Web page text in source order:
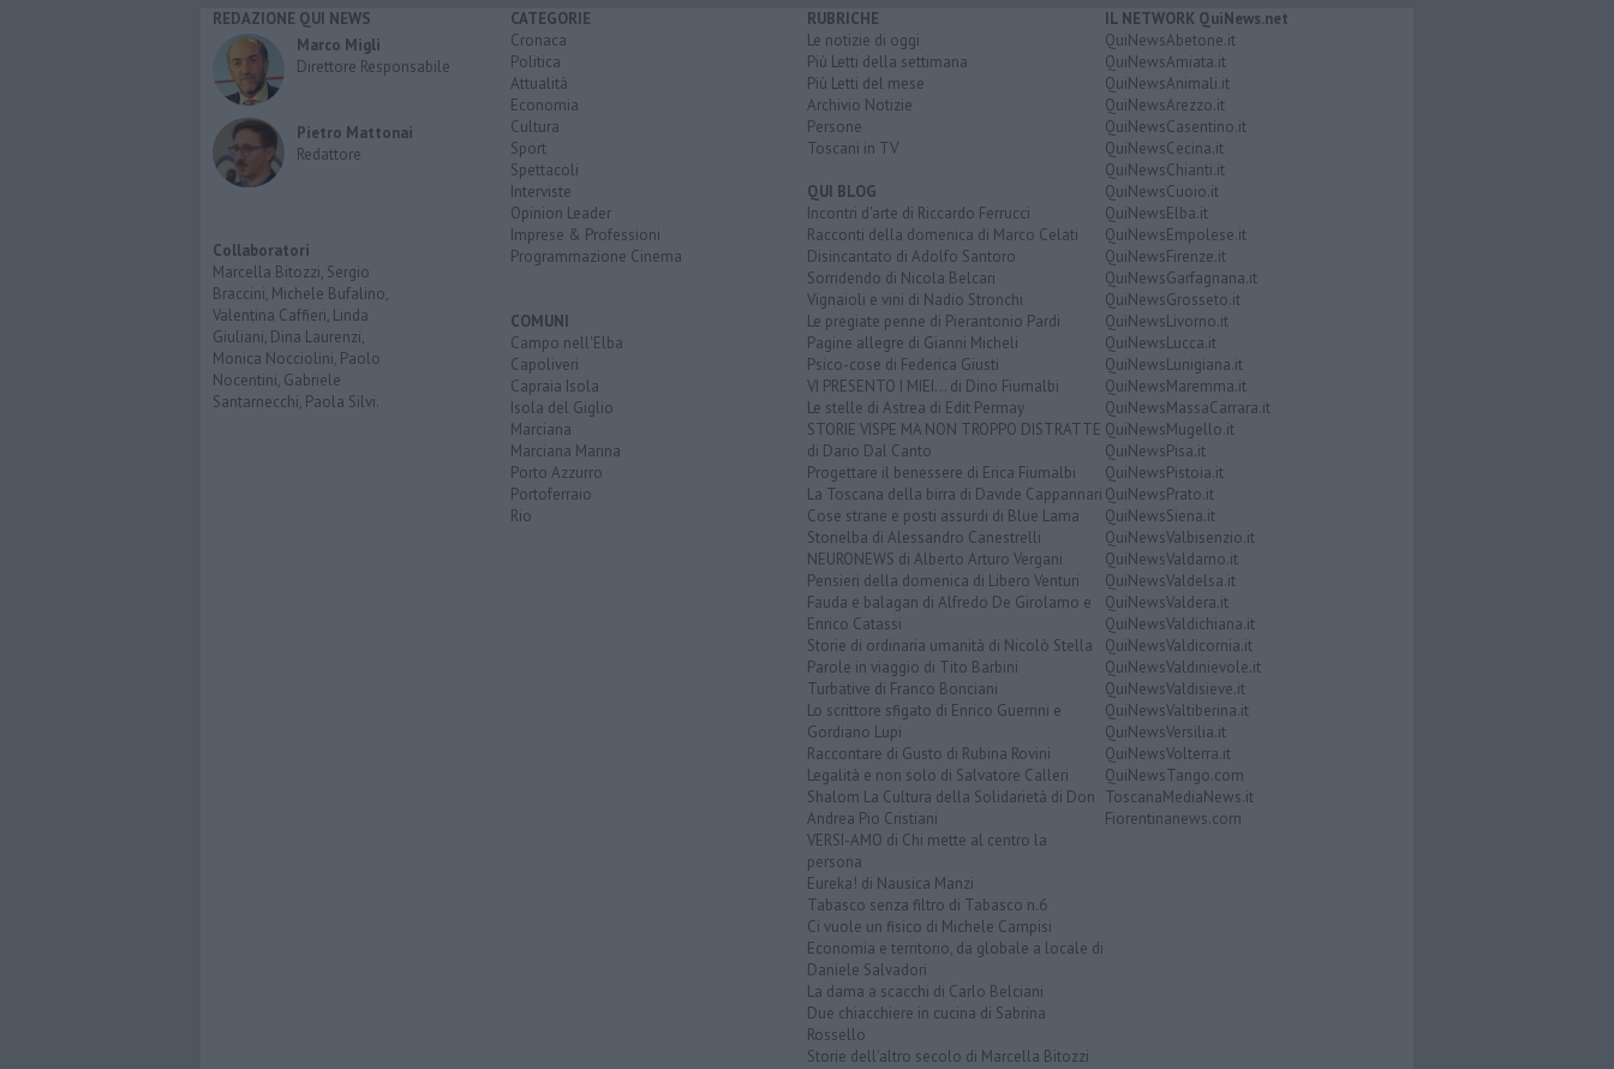
REDAZIONE QUI NEWS
Marco Migli
Direttore Responsabile
Pietro Mattonai
Redattore
Collaboratori
Marcella Bitozzi, Sergio
Braccini, Michele Bufalino,
Valentina Caffieri, Linda
Giuliani, Dina Laurenzi,
Monica Nocciolini, Paolo
Nocentini, Gabriele
Santarnecchi, Paola Silvi.
CATEGORIE
Cronaca
Politica
Attualità
Economia
Cultura
Sport
Spettacoli
Interviste
Opinion Leader
Imprese & Professioni
Programmazione Cinema
COMUNI
Campo nell'Elba
Capoliveri
Capraia Isola
Isola del Giglio
Marciana
Marciana Marina
Porto Azzurro
Portoferraio
Rio
RUBRICHE
Le notizie di oggi
Più Letti della settimana
Più Letti del mese
Archivio Notizie
Persone
Toscani in TV
QUI BLOG
Incontri d'arte di Riccardo Ferrucci
Racconti della domenica di Marco Celati
Disincantato di Adolfo Santoro
Sorridendo di Nicola Belcari
Vignaioli e vini di Nadio Stronchi
Le pregiate penne di Pierantonio Pardi
Pagine allegre di Gianni Micheli
Psico-cose di Federica Giusti
VI PRESENTO I MIEI... di Dino Fiumalbi
Le stelle di Astrea di Edit Permay
STORIE VISPE MA NON TROPPO DISTRATTE
di Dario Dal Canto
Progettare il benessere di Erica Fiumalbi
La Toscana della birra di Davide Cappannari
Cose strane e posti assurdi di Blue Lama
Storielba di Alessandro Canestrelli
NEURONEWS di Alberto Arturo Vergani
Pensieri della domenica di Libero Venturi
Fauda e balagan di Alfredo De Girolamo e
Enrico Catassi
Storie di ordinaria umanità di Nicolò Stella
Parole in viaggio di Tito Barbini
Turbative di Franco Bonciani
Lo scrittore sfigato di Enrico Guerrini e
Gordiano Lupi
Raccontare di Gusto di Rubina Rovini
Legalità e non solo di Salvatore Calleri
Shalom La Cultura della Solidarietà di Don
Andrea Pio Cristiani
VERSI-AMO di Chi mette al centro la
persona
Eureka! di Nausica Manzi
Tabasco senza filtro di Tabasco n.6
Ci vuole un fisico di Michele Campisi
Economia e territorio, da globale a locale di
Daniele Salvadori
La dama a scacchi di Carlo Belciani
Due chiacchiere in cucina di Sabrina
Rossello
Storie dell'altro secolo di Marcella Bitozzi
IL NETWORK QuiNews.net
QuiNewsAbetone.it
QuiNewsAmiata.it
QuiNewsAnimali.it
QuiNewsArezzo.it
QuiNewsCasentino.it
QuiNewsCecina.it
QuiNewsChianti.it
QuiNewsCuoio.it
QuiNewsElba.it
QuiNewsEmpolese.it
QuiNewsFirenze.it
QuiNewsGarfagnana.it
QuiNewsGrosseto.it
QuiNewsLivorno.it
QuiNewsLucca.it
QuiNewsLunigiana.it
QuiNewsMaremma.it
QuiNewsMassaCarrara.it
QuiNewsMugello.it
QuiNewsPisa.it
QuiNewsPistoia.it
QuiNewsPrato.it
QuiNewsSiena.it
QuiNewsValbisenzio.it
QuiNewsValdarno.it
QuiNewsValdelsa.it
QuiNewsValdera.it
QuiNewsValdichiana.it
QuiNewsValdicornia.it
QuiNewsValdinievole.it
QuiNewsValdisieve.it
QuiNewsValtiberina.it
QuiNewsVersilia.it
QuiNewsVolterra.it
QuiNewsTango.com
ToscanaMediaNews.it
Fiorentinanews.com